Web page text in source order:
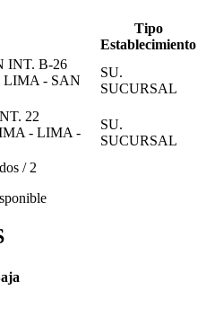
Tipo
Establecimiento
INT. B-26
LIMA - SAN
SU.
SUCURSAL
22
- LIMA -
SU.
SUCURSAL
/ 2